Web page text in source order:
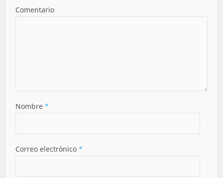
Comentario
Nombre*
Correo electrónico*